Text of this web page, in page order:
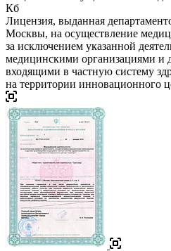
Кб
Лицензия, выданная
Москвы, на осуществление
за исключением указанной
медицинскими организациями и
входящими в частную систему
на территории инновационного